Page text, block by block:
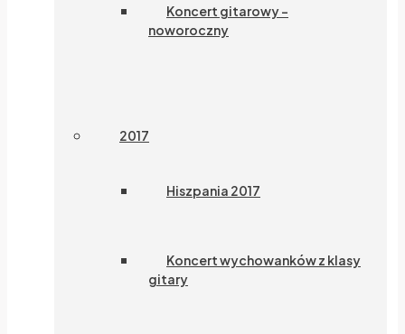
Koncert gitarowy –
noworoczny
2017
Hiszpania 2017
Koncert wychowanków z klasy
gitary